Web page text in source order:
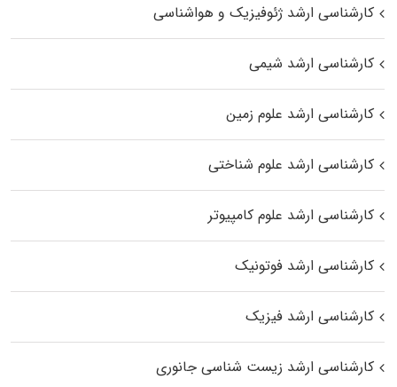
کارشناسی ارشد ژئوفیزیک و هواشناسی
کارشناسی ارشد شیمی
کارشناسی ارشد علوم زمین
کارشناسی ارشد علوم شناختی
کارشناسی ارشد علوم کامپیوتر
کارشناسی ارشد فوتونیک
کارشناسی ارشد فیزیک
کارشناسی ارشد زیست‌ شناسی جانوری